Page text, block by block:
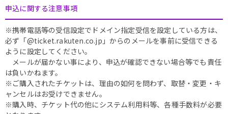
申込に関する注意事項
※携帯電話等の受信設定でドメイン指定受信を設定している方は、
必ず「@ticket.rakuten.co.jp」からのメールを事前に受信できる
ように設定してください。
メールが届かない事により、申込が確認できない場合等でも責任
は負いかねます。
※ご購入されたチケットは、理由の如何を問わず、取替・変更・キ
ャンセルはお受けできません。
※購入時、チケット代の他にシステム利用料等、各種手数料が必要